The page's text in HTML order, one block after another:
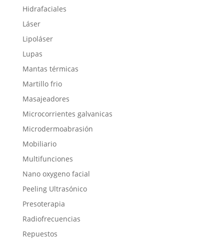
Hidrafaciales
Láser
Lipoláser
Lupas
Mantas térmicas
Martillo frio
Masajeadores
Microcorrientes galvanicas
Microdermoabrasión
Mobiliario
Multifunciones
Nano oxygeno facial
Peeling Ultrasónico
Presoterapia
Radiofrecuencias
Repuestos